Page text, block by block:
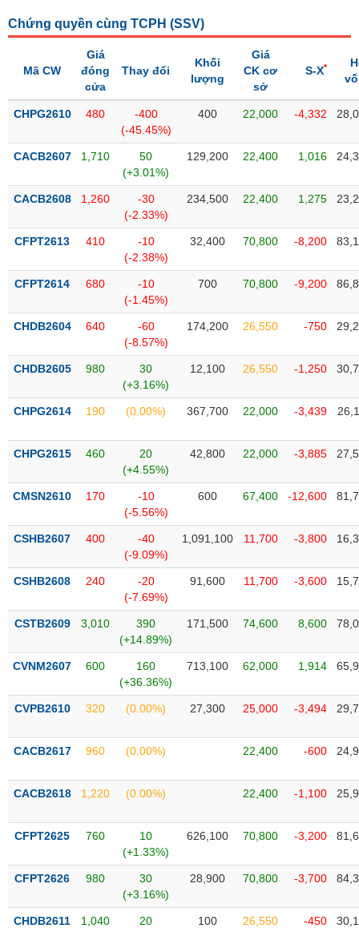
thị
Chứng quyền cùng TCPH (SSV)
Mã CW
Giá
đóng
cửa
Thay đổi
Khối
lượng
Giá
CK cơ
sở
S-X*
CHPG2610 480
-400
(-45.45%)
400 22,000 -4,332
CACB2607 1,710
50
(+3.01%)
129,200 22,400 1,016
CACB2608 1,260
-30
(-2.33%)
234,500 22,400 1,275
CFPT2613 410
-10
(-2.38%)
32,400 70,800 -8,200
CFPT2614 680
-10
(-1.45%)
700 70,800 -9,200
CHDB2604 640
-60
(-8.57%)
174,200 26,550 -750
CHDB2605 980
30
(+3.16%)
12,100 26,550 -1,250
CHPG2614 190 (0.00%) 367,700 22,000 -3,439
CHPG2615 460
20
(+4.55%)
42,800 22,000 -3,885
CMSN2610 170
-10
(-5.56%)
600 67,400 -12,600
CSHB2607 400
-40
(-9.09%)
1,091,100 11,700 -3,800
CSHB2608 240
-20
(-7.69%)
91,600 11,700 -3,600
CSTB2609 3,010
390
(+14.89%)
171,500 74,600 8,600
CVNM2607 600
160
(+36.36%)
713,100 62,000 1,914
CVPB2610 320 (0.00%) 27,300 25,000 -3,494
CACB2617 960 (0.00%) 22,400 -600
CACB2618 1,220 (0.00%) 22,400 -1,100
CFPT2625 760
10
(+1.33%)
626,100 70,800 -3,200
CFPT2626 980
30
(+3.16%)
28,900 70,800 -3,700
CHDB2611 1,040
20
100 26,550 -450
TIÊU
KHÔNG
THIẾT
DÙNG
THIẾT
SÓC
KHỎE
CHÍNH
CÔNG
THÔNG
TIN
DỊCH
TRUYỀN
THÔNG
TIỆN